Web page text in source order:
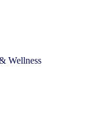
Wellness